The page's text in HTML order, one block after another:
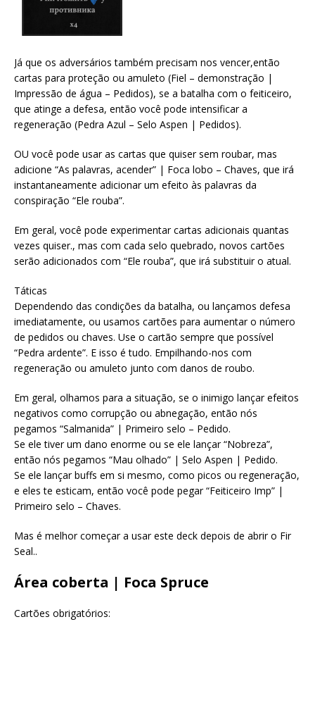
Já que os adversários também precisam nos vencer,então
cartas para proteção ou amuleto (Fiel – demonstração |
Impressão de água – Pedidos), se a batalha com o feiticeiro,
que atinge a defesa, então você pode intensificar a
regeneração (Pedra Azul – Selo Aspen | Pedidos).
OU você pode usar as cartas que quiser sem roubar, mas
adicione “As palavras, acender” | Foca lobo – Chaves, que irá
instantaneamente adicionar um efeito às palavras da
conspiração “Ele rouba”.
Em geral, você pode experimentar cartas adicionais quantas
vezes quiser., mas com cada selo quebrado, novos cartões
serão adicionados com “Ele rouba”, que irá substituir o atual.
Táticas
Dependendo das condições da batalha, ou lançamos defesa
imediatamente, ou usamos cartões para aumentar o número
de pedidos ou chaves. Use o cartão sempre que possível
“Pedra ardente”. E isso é tudo. Empilhando-nos com
regeneração ou amuleto junto com danos de roubo.
Em geral, olhamos para a situação, se o inimigo lançar efeitos
negativos como corrupção ou abnegação, então nós
pegamos “Salmanida” | Primeiro selo – Pedido.
Se ele tiver um dano enorme ou se ele lançar “Nobreza”,
então nós pegamos “Mau olhado” | Selo Aspen | Pedido.
Se ele lançar buffs em si mesmo, como picos ou regeneração,
e eles te esticam, então você pode pegar “Feiticeiro Imp” |
Primeiro selo – Chaves.
Mas é melhor começar a usar este deck depois de abrir o Fir
Seal..
Área coberta | Foca Spruce
Cartões obrigatórios: